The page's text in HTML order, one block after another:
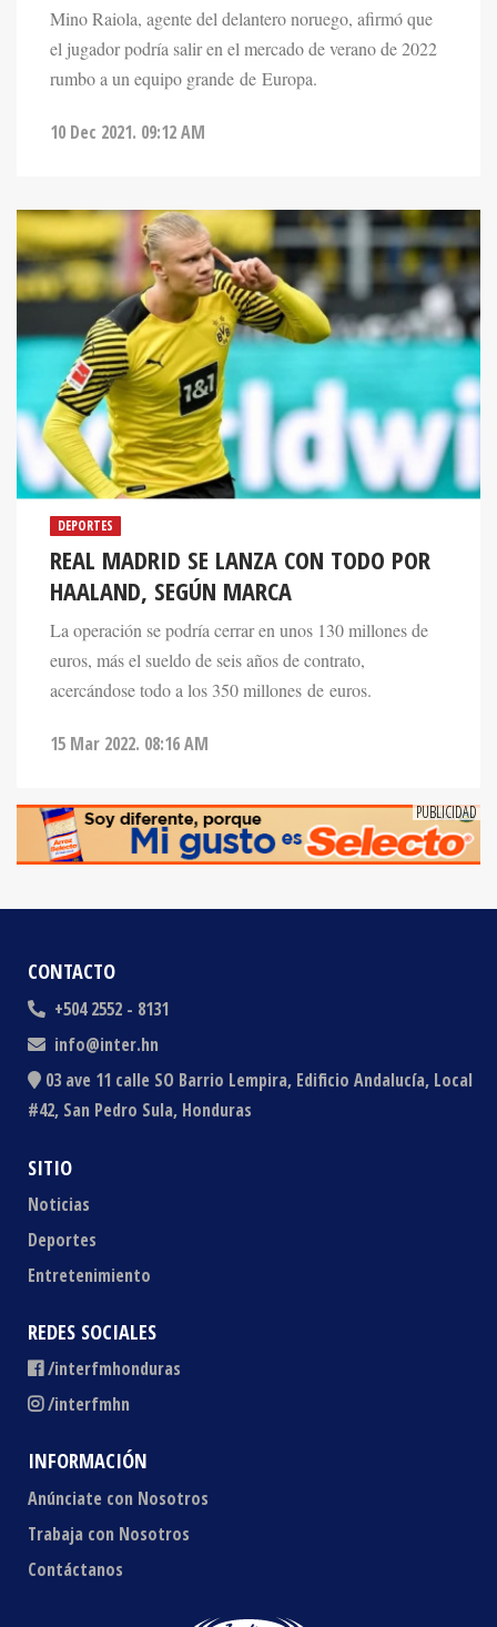
el jugador podría salir en el mercado de verano de 2022
rumbo a un equipo grande de Europa.
DEPORTES
REAL MADRID SE LANZA CON TODO POR
HAALAND, SEGÚN MARCA
La operación se podría cerrar en unos 130 millones de
euros, más el sueldo de seis años de contrato,
acercándose todo a los 350 millones de euros.
CONTACTO
+504 2552 - 8131
info@inter.hn
03 ave 11 calle SO Barrio Lempira, Edificio Andalucía, Local
#42, San Pedro Sula, Honduras
SITIO
Noticias
Deportes
Entretenimiento
REDES SOCIALES
/interfmhonduras
/interfmhn
INFORMACIÓN
Anúnciate con Nosotros
Trabaja con Nosotros
Contáctanos